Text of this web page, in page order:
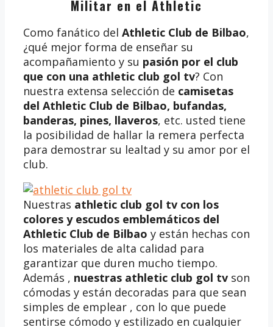
Militar en el Athletic
Como fanático del Athletic Club de Bilbao,
¿qué mejor forma de enseñar su
acompañamiento y su pasión por el club
que con una athletic club gol tv? Con
nuestra extensa selección de camisetas
del Athletic Club de Bilbao, bufandas,
banderas, pines, llaveros, etc. usted tiene
la posibilidad de hallar la remera perfecta
para demostrar su lealtad y su amor por el
club.
Nuestras athletic club gol tv con los
colores y escudos emblemáticos del
Athletic Club de Bilbao y están hechas con
los materiales de alta calidad para
garantizar que duren mucho tiempo.
Además , nuestras athletic club gol tv son
cómodas y están decoradas para que sean
simples de emplear , con lo que puede
sentirse cómodo y estilizado en cualquier